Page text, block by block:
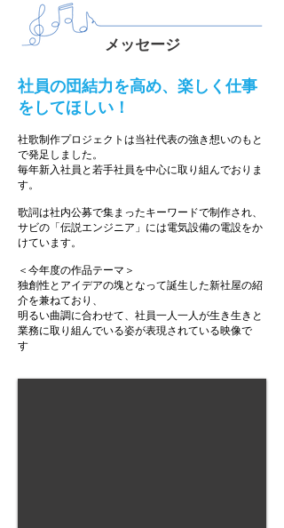
​メッセージ
社員の団結力を高め、楽しく仕事
をしてほしい！
社歌制作プロジェクトは当社代表の強き想いのもと
で発足しました。
毎年新入社員と若手社員を中心に取り組んでおりま
す。
歌詞は社内公募で集まったキーワードで制作され、
サビの「伝説エンジニア」には電気設備の電設をか
けています。
＜今年度の作品テーマ＞
独創性とアイデアの塊となって誕生した新社屋の紹
介を兼ねており、
明るい曲調に合わせて、社員一人一人が生き生きと
業務に取り組んでいる姿が表現されている映像で
す